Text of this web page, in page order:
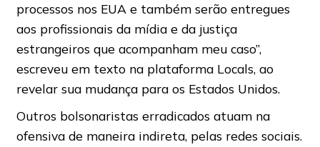
processos nos EUA e também serão entregues
aos profissionais da mídia e da justiça
estrangeiros que acompanham meu caso”,
escreveu em texto na plataforma Locals, ao
revelar sua mudança para os Estados Unidos.
Outros bolsonaristas erradicados atuam na
ofensiva de maneira indireta, pelas redes sociais.